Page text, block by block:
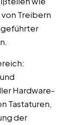
Treibern
Hardware-
Tastaturen,
der